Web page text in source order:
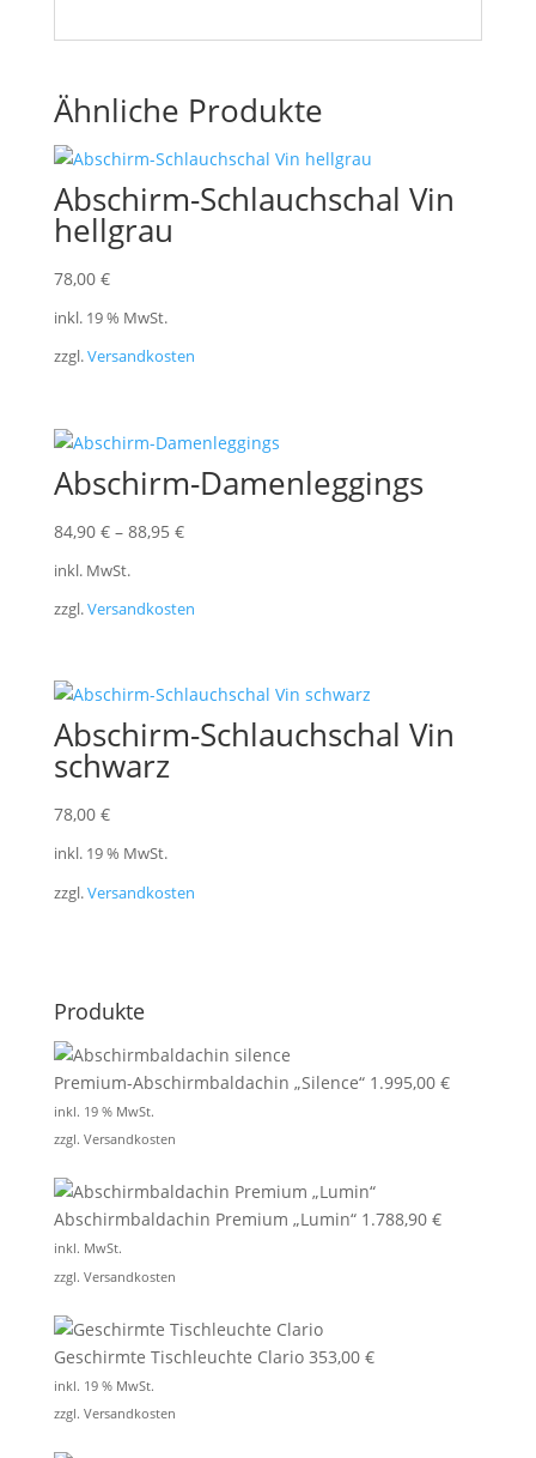
Ähnliche Produkte
Abschirm-Schlauchschal Vin
hellgrau
78,00 €
inkl. 19 % MwSt.
zzgl.Versandkosten
Abschirm-Damenleggings
84,90 €– 88,95 €
inkl. MwSt.
zzgl.Versandkosten
Abschirm-Schlauchschal Vin
schwarz
78,00 €
inkl. 19 % MwSt.
zzgl.Versandkosten
Produkte
Premium-Abschirmbaldachin „Silence“ 1.995,00 €
inkl. 19 % MwSt.
zzgl. Versandkosten
Abschirmbaldachin Premium „Lumin“ 1.788,90 €
inkl. MwSt.
zzgl. Versandkosten
Geschirmte Tischleuchte Clario 353,00 €
inkl. 19 % MwSt.
zzgl. Versandkosten